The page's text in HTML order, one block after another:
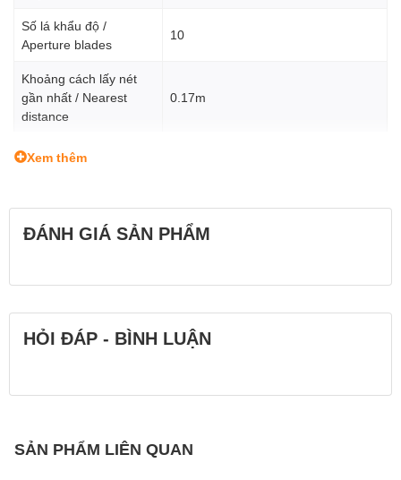
Số lá khẩu độ /
Aperture blades
10
Khoảng cách lấy nét
gần nhất / Nearest
distance
0.17m
Đường kính / Diameter
Colour Đen
Xem thêm
ĐÁNH GIÁ SẢN PHẨM
HỎI ĐÁP - BÌNH LUẬN
SẢN PHẨM LIÊN QUAN